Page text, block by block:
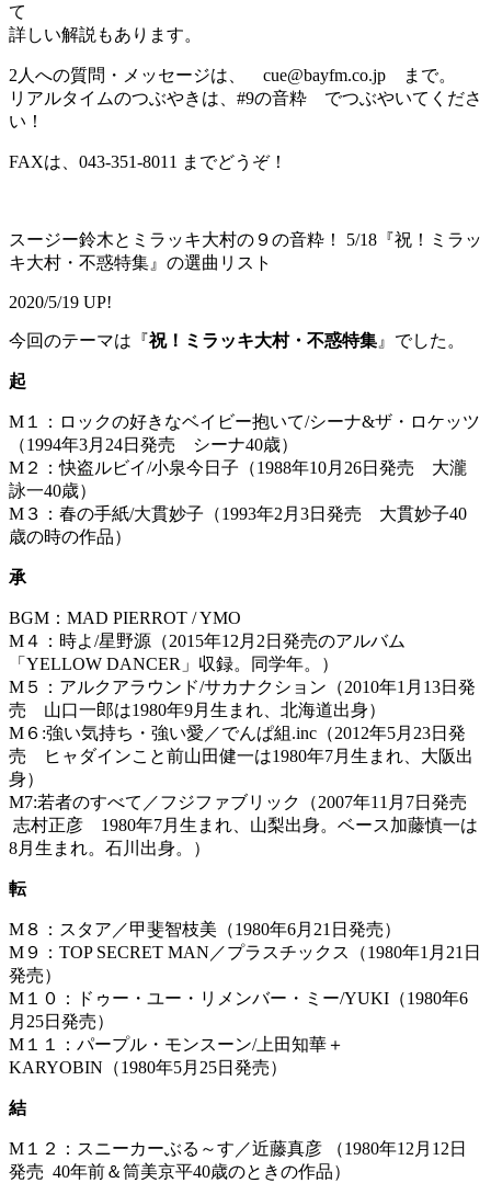
て
詳しい解説もあります。
2人への質問・メッセージは、 cue@bayfm.co.jp まで。
リアルタイムのつぶやきは、#9の音粋 でつぶやいてくださ
い！
FAXは、043-351-8011 までどうぞ！
スージー鈴木とミラッキ大村の９の音粋！ 5/18『祝！ミラッ
キ大村・不惑特集』の選曲リスト
2020/5/19 UP!
今回のテーマは『祝！ミラッキ大村・不惑特集 』でした。
起
M１：ロックの好きなベイビー抱いて/シーナ&ザ・ロケッツ
（1994年3月24日発売 シーナ40歳）
M２：快盗ルビイ/小泉今日子（1988年10月26日発売 大瀧
詠一40歳）
M３：春の手紙/大貫妙子（1993年2月3日発売 大貫妙子40
歳の時の作品）
承
BGM：MAD PIERROT / YMO
M４：時よ/星野源（2015年12月2日発売のアルバム
「YELLOW DANCER」収録。同学年。）
M５：アルクアラウンド/サカナクション（2010年1月13日発
売 山口一郎は1980年9月生まれ、北海道出身）
M６:強い気持ち・強い愛／でんぱ組.inc（2012年5月23日発
売 ヒャダインこと前山田健一は1980年7月生まれ、大阪出
身）
M7:若者のすべて／フジファブリック（2007年11月7日発売
志村正彦 1980年7月生まれ、山梨出身。ベース加藤慎一は
8月生まれ。石川出身。）
転
M８：スタア／甲斐智枝美（1980年6月21日発売）
M９：TOP SECRET MAN／プラスチックス（1980年1月21日
発売）
M１０：ドゥー・ユー・リメンバー・ミー/YUKI（1980年6
月25日発売）
M１１：パープル・モンスーン/上田知華＋
KARYOBIN（1980年5月25日発売）
結
M１２：スニーカーぶる～す／近藤真彦 （1980年12月12日
発売 40年前＆筒美京平40歳のときの作品）